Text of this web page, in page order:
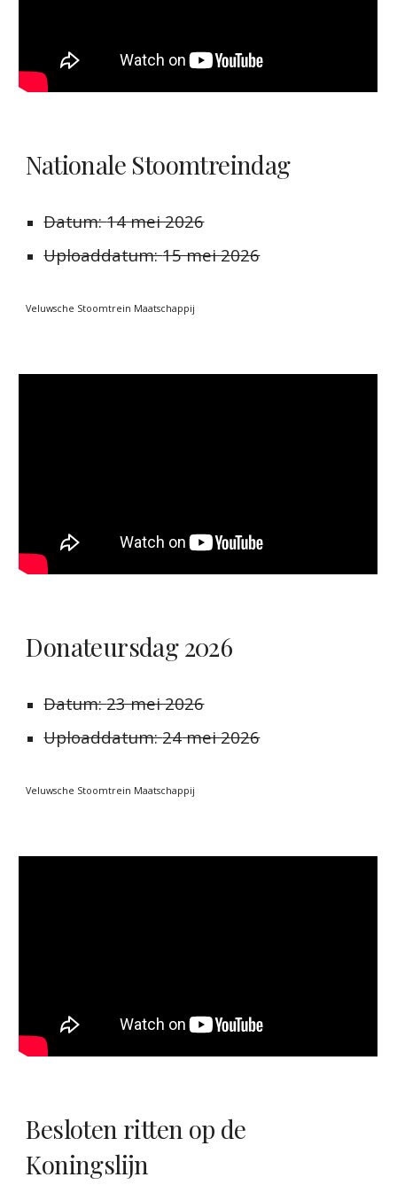
Nationale Stoomtreindag
Datum:14 mei 2026
Uploaddatum:15 mei 2026
Veluwsche Stoomtrein Maatschappij
Donateursdag 2026
Datum:23 mei 2026
Uploaddatum:24mei 2026
Veluwsche Stoomtrein Maatschappij
Besloten ritten op de
Koningslijn